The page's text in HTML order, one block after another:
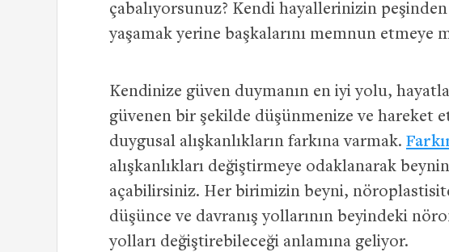
çabalıyorsunuz? Kendi hayallerinizin
yaşamak yerine başkalarını memnun etmeye
Kendinize güven duymanın en iyi yolu,
güvenen bir şekilde düşünmenize ve hareket
duygusal alışkanlıkların farkına varmak.
alışkanlıkları değiştirmeye odaklanarak
açabilirsiniz. Her birimizin beyni,
düşünce ve davranış yollarının beyindeki
yolları değiştirebileceği anlamına geliyor.